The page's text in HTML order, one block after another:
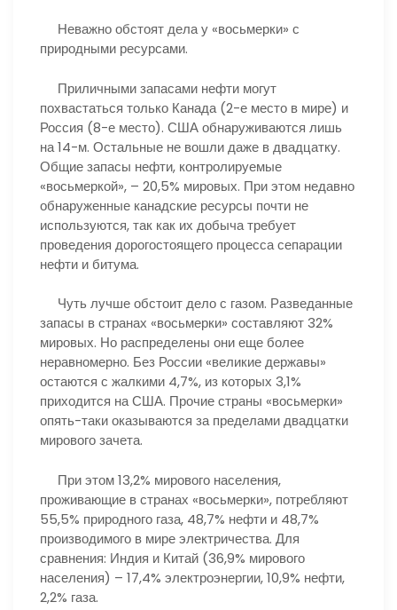
Неважно обстоят дела у «восьмерки» с
природными ресурсами.
Приличными запасами нефти могут
похвастаться только Канада (2-е место в мире) и
Россия (8-е место). США обнаруживаются лишь
на 14-м. Остальные не вошли даже в двадцатку.
Общие запасы нефти, контролируемые
«восьмеркой», – 20,5% мировых. При этом недавно
обнаруженные канадские ресурсы почти не
используются, так как их добыча требует
проведения дорогостоящего процесса сепарации
нефти и битума.
Чуть лучше обстоит дело с газом. Разведанные
запасы в странах «восьмерки» составляют 32%
мировых. Но распределены они еще более
неравномерно. Без России «великие державы»
остаются с жалкими 4,7%, из которых 3,1%
приходится на США. Прочие страны «восьмерки»
опять-таки оказываются за пределами двадцатки
мирового зачета.
При этом 13,2% мирового населения,
проживающие в странах «восьмерки», потребляют
55,5% природного газа, 48,7% нефти и 48,7%
производимого в мире электричества. Для
сравнения: Индия и Китай (36,9% мирового
населения) – 17,4% электроэнергии, 10,9% нефти,
2,2% газа.